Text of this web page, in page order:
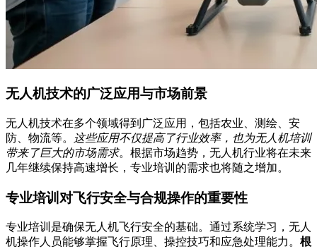
无人机技术的广泛应用与市场前景
无人机技术在多个领域得到广泛应用，包括农业、测绘、安
防、物流等。
这些应用不仅提高了行业效率，也为无人机培训
带来了巨大的市场需求。根据市场趋势，无人机行业将在未来
几年继续保持高速增长，专业培训的需求也将随之增加。
专业培训对飞行安全与合规操作的重要性
专业培训是确保无人机飞行安全的基础。通过系统学习，无人
机操作人员能够掌握飞行原理、操控技巧和应急处理能力。 根